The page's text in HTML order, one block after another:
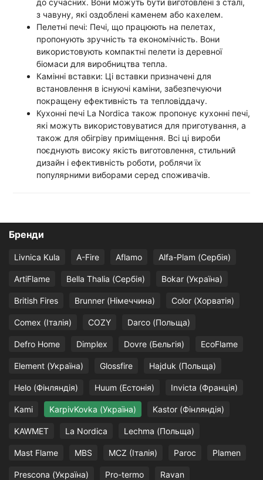
до сучасних. Вони можуть бути виготовлені з сталі,
з чавуну, які оздоблені каменем або кахелем.
Пелетні печі: Печі, що працюють на пелетах,
пропонують зручність та економічність. Вони
використовують компактні пелети із деревної
біомаси для виробництва тепла.
Камінні вставки: Ці вставки призначені для
встановлення в існуючі каміни, забезпечуючи
покращену ефективність та тепловіддачу.
Кухонні печі La Nordica також пропонує кухонні печі,
які можуть використовуватися для приготування, а
також для обігріву приміщення. Всі ці вироби
поєднують високу якість виготовлення, стильний
дизайн і ефективність роботи, роблячи їх
популярними виборами серед споживачів.
Бренди
Livnica Kula A-Fire Aflamo Alfa-Plam (Сербія)
ArtiFlame Bella Thalia (Сербія) Bokar (Україна)
British Fires Brunner (Німеччина) Color (Хорватія)
Comex (Італія) COZY Darco (Польща)
Defro Home Dimplex Dovre (Бельгія) EcoFlame
Element (Україна) Glossfire Hajduk (Польща)
Helo (Фінляндія) Huum (Естонія) Invicta (Франція)
Kami KarpivKovka (Україна) Kastor (Фінляндія)
KAWMET La Nordica Lechma (Польща)
Mast Flame MBS MCZ (Італія) Paroc Plamen
Prescona (Україна) Pro-termo Ravan